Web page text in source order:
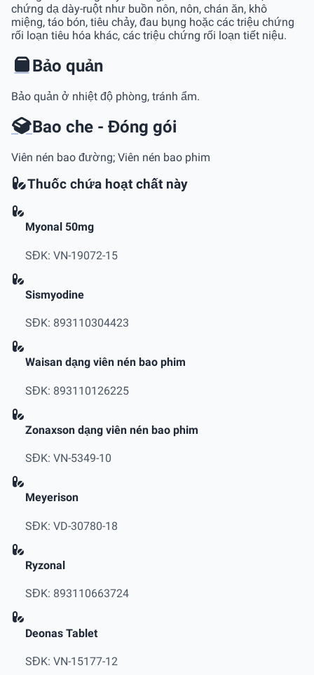
chứng dạ dày-ruột như buồn nôn, nôn, chán ăn, khô
miệng, táo bón, tiêu chảy, đau bụng hoặc các triệu chứng
rối loạn tiêu hóa khác, các triệu chứng rối loạn tiết niệu.
Bảo quản
Bảo quản ở nhiệt độ phòng, tránh ẩm.
Bao che - Đóng gói
Viên nén bao đường; Viên nén bao phim
Thuốc chứa hoạt chất này
Myonal 50mg
SĐK: VN-19072-15
Sismyodine
SĐK: 893110304423
Waisan dạng viên nén bao phim
SĐK: 893110126225
Zonaxson dạng viên nén bao phim
SĐK: VN-5349-10
Meyerison
SĐK: VD-30780-18
Ryzonal
SĐK: 893110663724
Deonas Tablet
SĐK: VN-15177-12